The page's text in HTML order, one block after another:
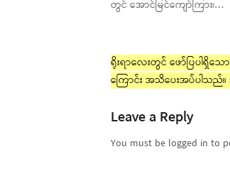
တွင် အောင်မြင်ကျော်ကြား၊…
ရိုးရာလေးတွင် ဖော်ပြပါရှိသေ
ကြောင်း အသိပေးအပ်ပါသ
Leave a Reply
You must be logged in to